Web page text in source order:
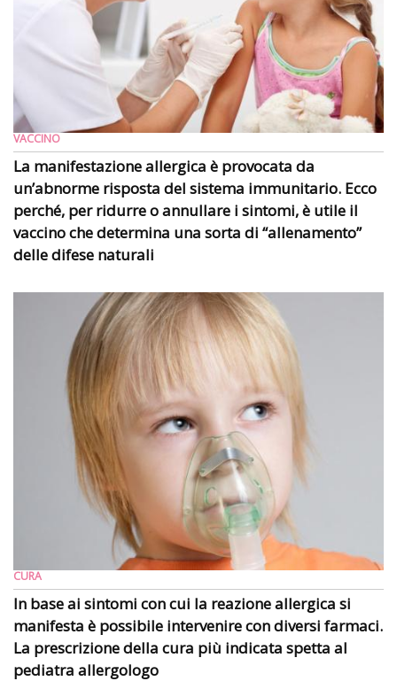
VACCINO
La manifestazione allergica è provocata da
un’abnorme risposta del sistema immunitario. Ecco
perché, per ridurre o annullare i sintomi, è utile il
vaccino che determina una sorta di “allenamento”
delle difese naturali
CURA
In base ai sintomi con cui la reazione allergica si
manifesta è possibile intervenire con diversi farmaci.
La prescrizione della cura più indicata spetta al
pediatra allergologo